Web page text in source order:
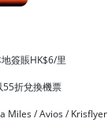
簽賬HK$6/里
55折兌換機票
Miles / Avios / Krisflyer